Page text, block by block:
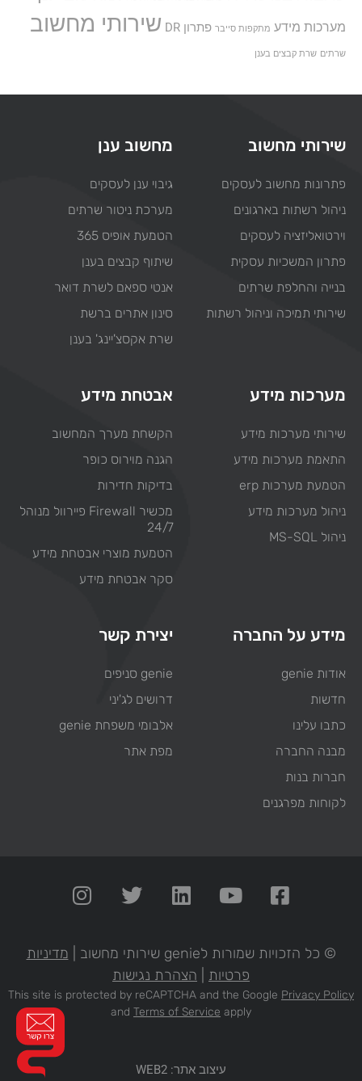
מערכות מידע מתקפות סייבר פתרון DR שירותי מחשוב
שרתים שרת קבצים בענן
שירותי מחשוב
פתרונות מחשוב לעסקים
ניהול רשתות בארגונים
וירטואליזציה לעסקים
פתרון המשכיות עסקית
בנייה והחלפת שרתים
שירותי תמיכה וניהול רשתות
מחשוב ענן
גיבוי ענן לעסקים
מערכת ניטור שרתים
הטמעת אופיס 365
שיתוף קבצים בענן
אנטי ספאם לשרת דואר
סינון אתרים ברשת
שרת אקסצ'יינג' בענן
מערכות מידע
שירותי מערכות מידע
התאמת מערכות מידע
הטמעת מערכות erp
ניהול מערכות מידע
ניהול MS-SQL
אבטחת מידע
הקשחת מערך המחשוב
הגנה מוירוס כופר
בדיקות חדירות
מכשיר Firewall פיירוול מנוהל
24/7
הטמעת מוצרי אבטחת מידע
סקר אבטחת מידע
מידע על החברה
אודות genie
חדשות
כתבו עלינו
מבנה החברה
חברות בנות
לקוחות מפרגנים
יצירת קשר
genie סניפים
דרושים לג'יני
אלבומי משפחת genie
מפת אתר
© כל הזכויות שמורות לgenie שירותי מחשוב |
מדיניות
פרטיות
הצהרת נגישות
This site is protected by reCAPTCHA and the Google Privacy Policy
and Terms of Service apply
עיצוב אתר: WEB2